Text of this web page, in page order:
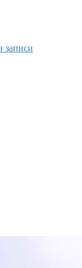
записи